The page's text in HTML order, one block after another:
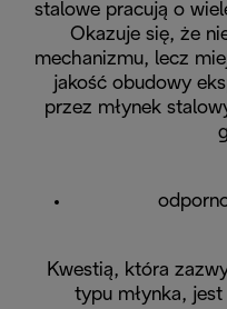
stalowe pracują o
Okazuje się, że
mechanizmu, lecz
jakość obudowy
przez młynek
Kwestią, która
typu młynka,